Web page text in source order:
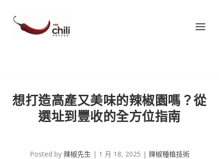
想打造高產又美味的辣椒園嗎？從
選址到豐收的全方位指南
Posted by 辣椒先生 | 1 月 18, 2025 | 辣椒種植技術